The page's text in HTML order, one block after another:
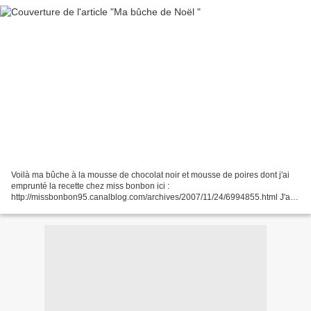
Voilà ma bûche à la mousse de chocolat noir et mousse de poires dont j'ai
emprunté la recette chez miss bonbon ici :
http://missbonbon95.canalblog.com/archives/2007/11/24/6994855.html J'ai